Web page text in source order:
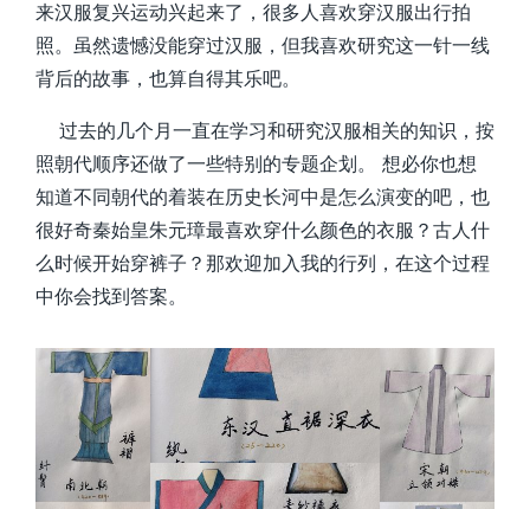
来汉服复兴运动兴起来了，很多人喜欢穿汉服出行拍
照。虽然遗憾没能穿过汉服，但我喜欢研究这一针一线
背后的故事，也算自得其乐吧。
过去的几个月一直在学习和研究汉服相关的知识，按
照朝代顺序还做了一些特别的专题企划。 想必你也想
知道不同朝代的着装在历史长河中是怎么演变的吧，也
很好奇秦始皇朱元璋最喜欢穿什么颜色的衣服？古人什
么时候开始穿裤子？那欢迎加入我的行列，在这个过程
中你会找到答案。